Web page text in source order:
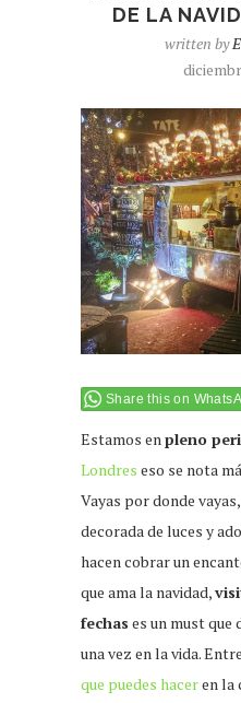
DE LA
written by
Share this on
Estamos enpleno
Londres eso se nota
Vayas por donde
decorada de luces y
hacen cobrar un
que ama la navidad,
fechas es un must que
una vez en la vida.
que puedes haceren la